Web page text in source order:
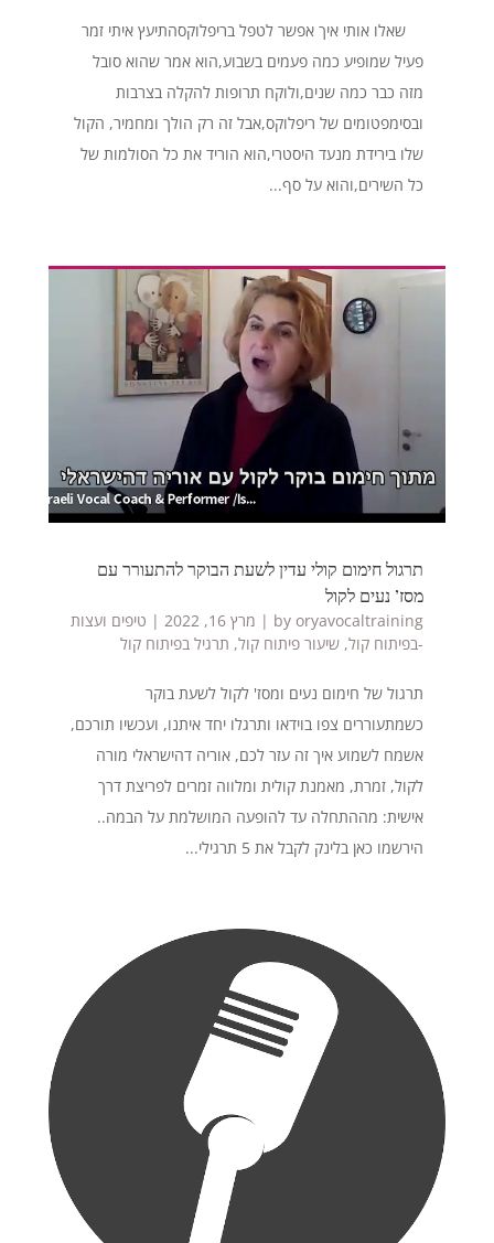
שאלו אותי איך אפשר לטפל בריפלוקסהתיעץ איתי זמר
פעיל שמופיע כמה פעמים בשבוע,הוא אמר שהוא סובל
מזה כבר כמה שנים,ולוקח תרופות להקלה בצרבות
ובסימפטומים של ריפלוקס,אבל זה רק הולך ומחמיר, הקול
שלו בירידת מנעד היסטרי,הוא הוריד את כל הסולמות של
כל השירים,והוא על סף...
תרגול חימום קולי עדין לשעת הבוקר להתעורר עם
מסז’ נעים לקול
by oryavocaltraining
| מרץ 16, 2022 | טיפים ועצות
-בפיתוח קול, שיעור פיתוח קול, תרגיל בפיתוח קול
תרגול של חימום נעים ומסז' לקול לשעת בוקר
כשמתעוררים צפו בוידאו ותרגלו יחד איתנו, ועכשיו תורכם,
אשמח לשמוע איך זה עזר לכם, אוריה דהישראלי מורה
לקול, זמרת, מאמנת קולית ומלווה זמרים לפריצת דרך
אישית: מההתחלה עד להופעה המושלמת על הבמה..
הירשמו כאן בלינק לקבל את 5 תרגילי...